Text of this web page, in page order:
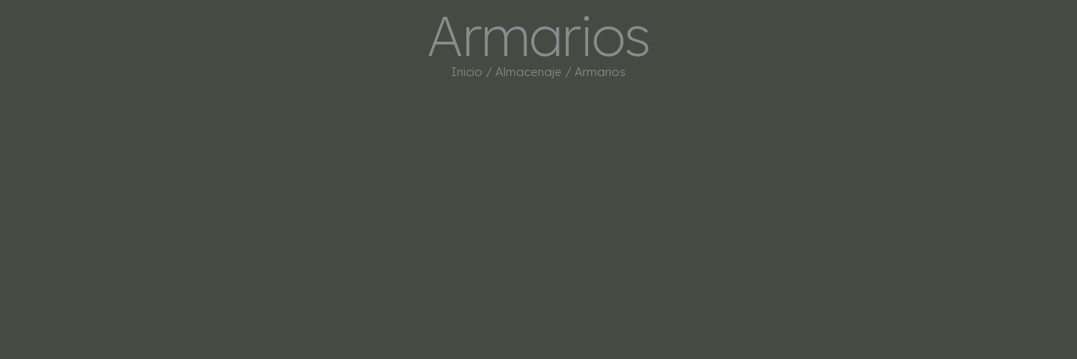
INICIO MARCAS
Armarios
Inicio / Almacenaje / Armarios